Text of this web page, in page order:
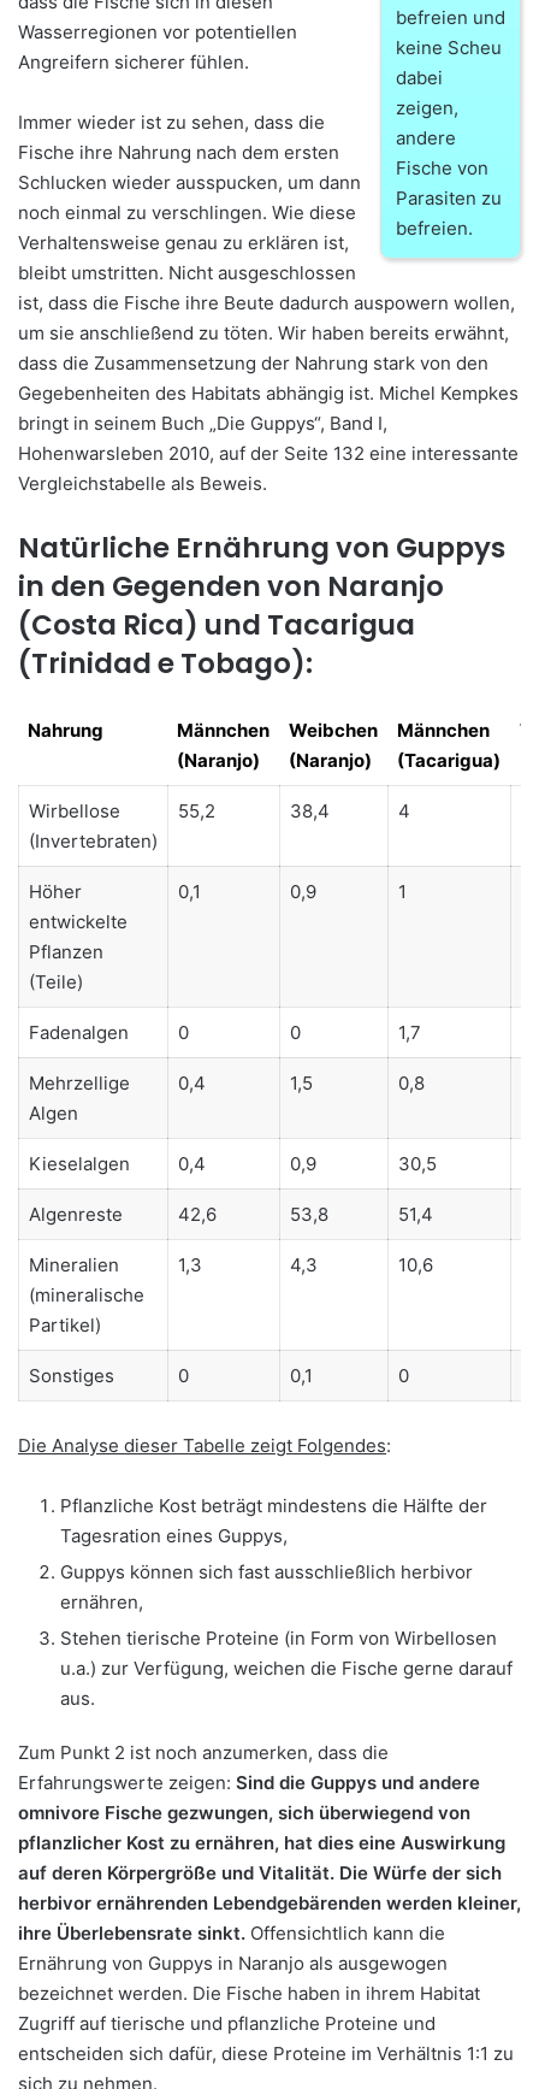
befreien und
keine Scheu
dabei
zeigen,
andere
Fische von
Parasiten zu
befreien.
Wasserregionen vor potentiellen
Angreifern sicherer fühlen.
Immer wieder ist zu sehen, dass die
Fische ihre Nahrung nach dem ersten
Schlucken wieder ausspucken, um dann
noch einmal zu verschlingen. Wie diese
Verhaltensweise genau zu erklären ist,
bleibt umstritten. Nicht ausgeschlossen
ist, dass die Fische ihre Beute dadurch auspowern wollen,
um sie anschließend zu töten. Wir haben bereits erwähnt,
dass die Zusammensetzung der Nahrung stark von den
Gegebenheiten des Habitats abhängig ist. Michel Kempkes
bringt in seinem Buch „Die Guppys“, Band I,
Hohenwarsleben 2010, auf der Seite 132 eine interessante
Vergleichstabelle als Beweis.
Natürliche Ernährung von Guppys
in den Gegenden von Naranjo
(Costa Rica) und Tacarigua
(Trinidad e Tobago):
Nahrung
Männchen
(Naranjo)
Weibchen
(Naranjo)
Männchen
(Tacarigua)
Nahrung
Männchen
Weibchen
Männchen
Wirbellose
(Invertebraten)
55,2 38,4 4
Höher
entwickelte
Pflanzen
(Teile)
0,1 0,9 1
Fadenalgen 0 0 1,7
Mehrzellige
Algen
0,4 1,5 0,8
Kieselalgen 0,4 0,9 30,5
Algenreste 42,6 53,8 51,4
Mineralien
(mineralische
Partikel)
1,3 4,3 10,6
Sonstiges 0 0,1 0
Die Analyse dieser Tabelle zeigt Folgendes:
Pflanzliche Kost beträgt mindestens die Hälfte der
Tagesration eines Guppys,
Guppys können sich fast ausschließlich herbivor
ernähren,
Stehen tierische Proteine (in Form von Wirbellosen
u.a.) zur Verfügung, weichen die Fische gerne darauf
aus.
Zum Punkt 2 ist noch anzumerken, dass die
Erfahrungswerte zeigen: Sind die Guppys und andere
omnivore Fische gezwungen, sich überwiegend von
pflanzlicher Kost zu ernähren, hat dies eine Auswirkung
auf deren Körpergröße und Vitalität. Die Würfe der sich
herbivor ernährenden Lebendgebärenden werden kleiner,
ihre Überlebensrate sinkt. Offensichtlich kann die
Ernährung von Guppys in Naranjo als ausgewogen
bezeichnet werden. Die Fische haben in ihrem Habitat
Zugriff auf tierische und pflanzliche Proteine und
entscheiden sich dafür, diese Proteine im Verhältnis 1:1 zu
sich zu nehmen.